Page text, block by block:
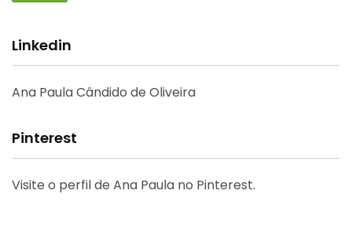
Linkedin
Ana Paula Cândido de Oliveira
Pinterest
Visite o perfil de Ana Paula no Pinterest.